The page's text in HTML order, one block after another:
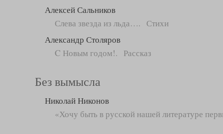
Алексей Сальников
Слева звезда из льда…. Стихи
Александр Столяров
C Новым годом!. Рассказ
Без вымысла
Николай Никонов
«Хочу быть в русской нашей литературе